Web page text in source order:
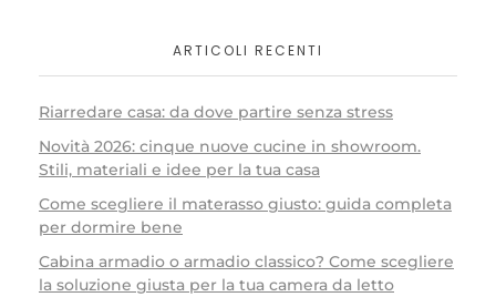
ARTICOLI RECENTI
Riarredare casa: da dove partire senza stress
Novità 2026: cinque nuove cucine in showroom.
Stili, materiali e idee per la tua casa
Come scegliere il materasso giusto: guida completa
per dormire bene
Cabina armadio o armadio classico? Come scegliere
la soluzione giusta per la tua camera da letto